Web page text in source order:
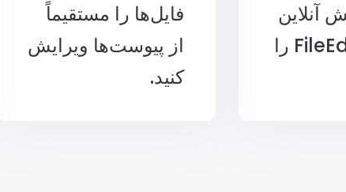
آنلاین
فایل ها، FileEdit را
فایل‌ها را مستقیماً
از پیوست‌ها ویرایش
کنید.